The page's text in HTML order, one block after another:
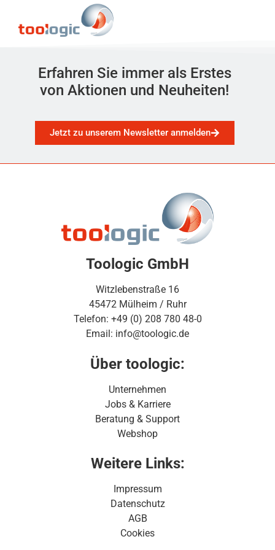
Erfahren Sie immer als Erstes
von Aktionen und Neuheiten!
Jetzt zu unserem Newsletter anmelden
Toologic GmbH
Witzlebenstraße 16
45472 Mülheim / Ruhr
Telefon: +49 (0) 208 780 48-0
Email: info@toologic.de
Über toologic:
Unternehmen
Jobs & Karriere
Beratung & Support
Webshop
Weitere Links:
Impressum
Datenschutz
AGB
Cookies